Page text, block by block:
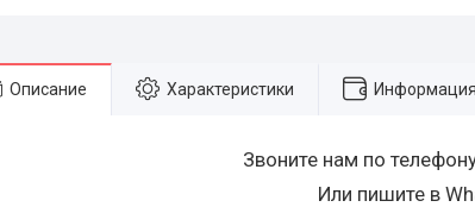
Описание Характеристики
Звоните нам по
Или пишите в